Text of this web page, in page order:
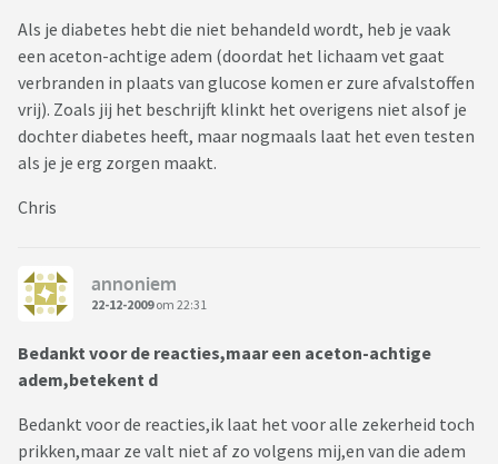
Als je diabetes hebt die niet behandeld wordt, heb je vaak
een aceton-achtige adem (doordat het lichaam vet gaat
verbranden in plaats van glucose komen er zure afvalstoffen
vrij). Zoals jij het beschrijft klinkt het overigens niet alsof je
dochter diabetes heeft, maar nogmaals laat het even testen
als je je erg zorgen maakt.
Chris
annoniem
22-12-2009om 22:31
Bedankt voor de reacties,maar een aceton-achtige
adem,betekent d
Bedankt voor de reacties,ik laat het voor alle zekerheid toch
prikken,maar ze valt niet af zo volgens mij,en van die adem